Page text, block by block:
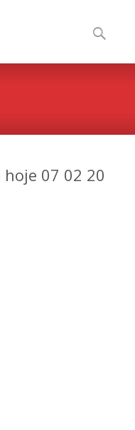
to
content
por:
07 02 20